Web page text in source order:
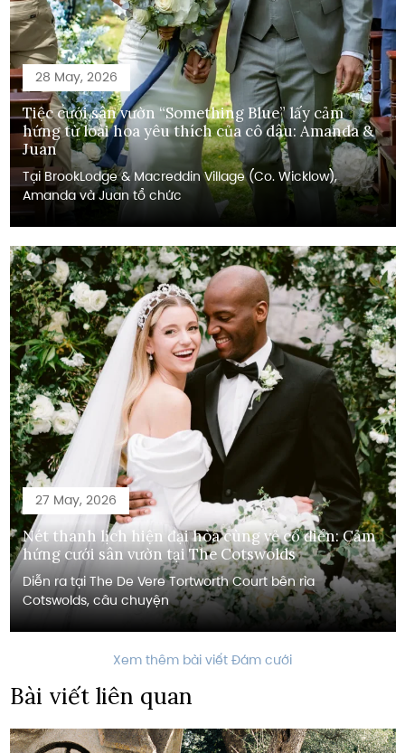
28 May, 2026
Tiệc cưới sân vườn “Something Blue” lấy cảm
hứng từ loài hoa yêu thích của cô dâu: Amanda &
Juan
Tại BrookLodge & Macreddin Village (Co. Wicklow),
Amanda và Juan tổ chức
27 May, 2026
Nét thanh lịch hiện đại hòa cùng vẻ cổ điển: Cảm
hứng cưới sân vườn tại The Cotswolds
Diễn ra tại The De Vere Tortworth Court bên rìa
Cotswolds, câu chuyện
Xem thêm bài viết Đám cưới
Bài viết liên quan